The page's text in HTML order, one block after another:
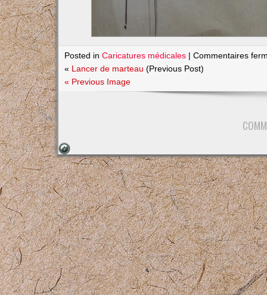
Posted inCaricatures médicales |Commentaires
« Lancer de marteau (Previous Post)
« Previous Image